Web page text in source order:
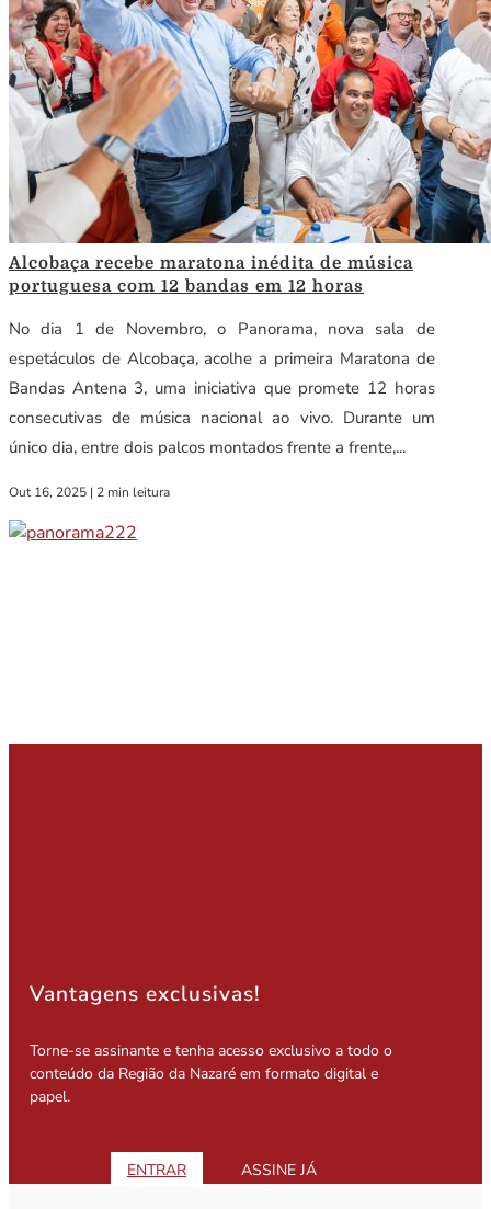
Alcobaça recebe maratona inédita de música
portuguesa com 12 bandas em 12 horas
No dia 1 de Novembro, o Panorama, nova sala de
espetáculos de Alcobaça, acolhe a primeira Maratona de
Bandas Antena 3, uma iniciativa que promete 12 horas
consecutivas de música nacional ao vivo. Durante um
único dia, entre dois palcos montados frente a frente,...
Out 16, 2025 | 2 min leitura
Vantagens exclusivas!
Torne-se assinante e tenha acesso exclusivo a todo o
conteúdo da Região da Nazaré em formato digital e
papel.
ENTRAR ASSINE JÁ